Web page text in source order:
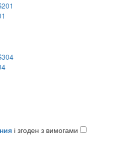
і згоден з вимогами